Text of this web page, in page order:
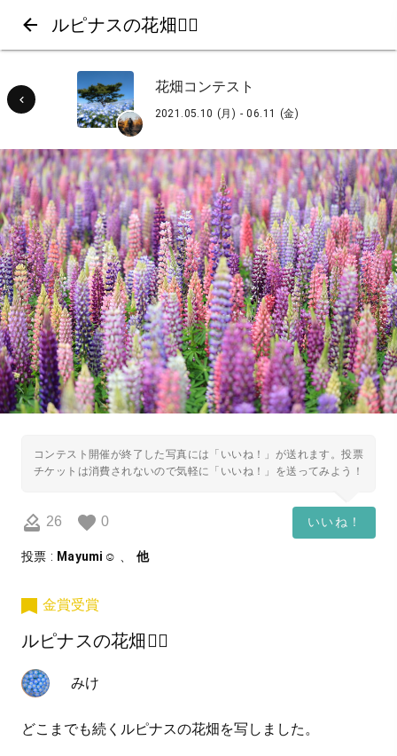
ルピナスの花畑❁⃘
花畑コンテスト
2021.05.10 (月) - 06.11 (金)
コンテスト開催が終了した写真には「いいね！」が送れます。投票
チケットは消費されないので気軽に「いいね！」を送ってみよう！
26 0 いいね！
投票 : Mayumi☺︎ 他
金賞受賞
ルピナスの花畑❁⃘
みけ
どこまでも続くルピナスの花畑を写しました。